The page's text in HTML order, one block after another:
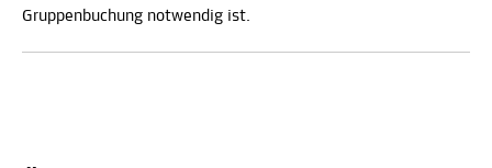
Gruppenbuchung notwendig ist.